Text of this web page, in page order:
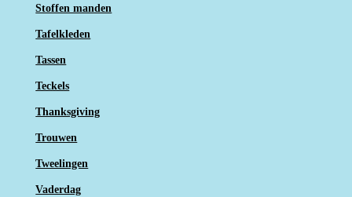
Stoffen manden
Tafelkleden
Tassen
Teckels
Thanksgiving
Trouwen
Tweelingen
Vaderdag